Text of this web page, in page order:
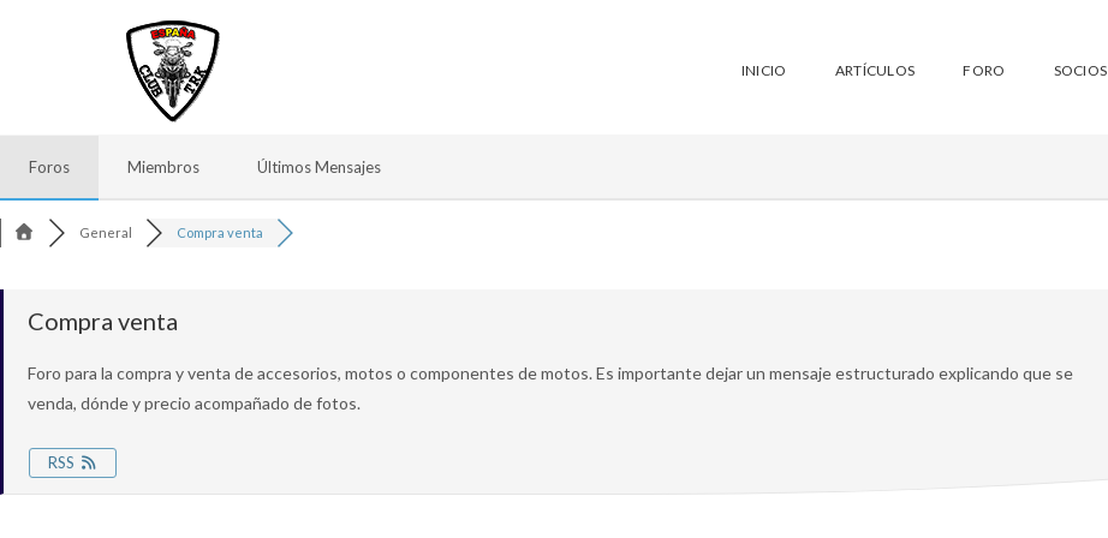
INICIO ARTÍCULOS FORO SOCIOS
Foros Miembros Últimos Mensajes
General Compra venta
Compra venta
Foro para la compra y venta de accesorios, motos o componentes de motos. Es importante dejar un mensaje estructurado explicando que se
venda, dónde y precio acompañado de fotos.
RSS